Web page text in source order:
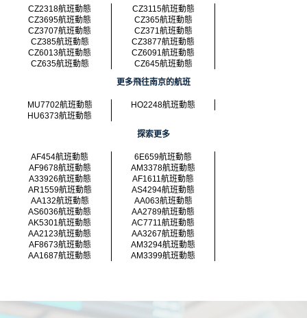
CZ2318航班動態
CZ3115航班動態
CZ3695航班動態
CZ365航班動態
CZ3707航班動態
CZ371航班動態
CZ385航班動態
CZ3877航班動態
CZ6013航班動態
CZ6091航班動態
CZ635航班動態
CZ645航班動態
更多飛往南京的航班
MU7702航班動態
HO2248航班動態
HU6373航班動態
探索更多
AF454航班動態
6E659航班動態
AF9678航班動態
AM3378航班動態
A33926航班動態
AF1611航班動態
AR1559航班動態
AS4294航班動態
AA132航班動態
AA063航班動態
AS6036航班動態
AA2789航班動態
AK5301航班動態
AC7711航班動態
AA2123航班動態
AA3267航班動態
AF8673航班動態
AM3294航班動態
AA1687航班動態
AM3399航班動態